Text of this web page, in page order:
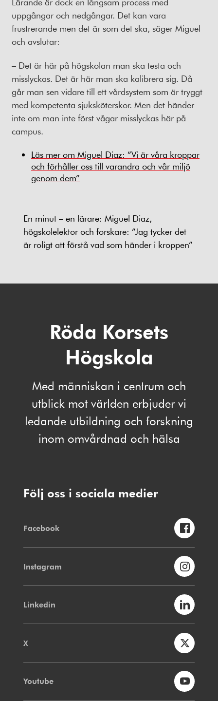
uppgångar och nedgångar. Det kan vara
frustrerande men det är som det ska, säger Miguel
och avslutar:
– Det är här på högskolan man ska testa och
misslyckas. Det är här man ska kalibrera sig. Då
går man sen vidare till ett vårdsystem som är tryggt
med kompetenta sjuksköterskor. Men det händer
inte om man inte först vågar misslyckas här på
campus.
Läs mer om Miguel Diaz: ”Vi är våra kroppar
och förhåller oss till varandra och vår miljö
genom dem”
En minut – en lärare: Miguel Diaz,
högskolelektor och forskare: ”Jag tycker det
är roligt att förstå vad som händer i kroppen”
Röda Korsets
Högskola
Med människan i centrum och
utblick mot världen erbjuder vi
ledande utbildning och forskning
inom omvårdnad och hälsa
Följ oss i sociala medier
Facebook
Instagram
Linkedin
X
Youtube